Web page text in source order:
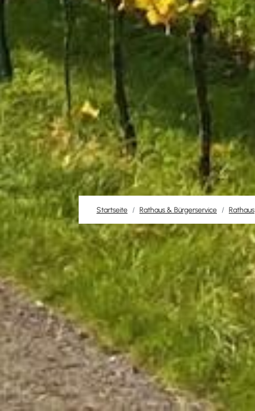
Startseite Rathaus & Bürgerservice Rathaus